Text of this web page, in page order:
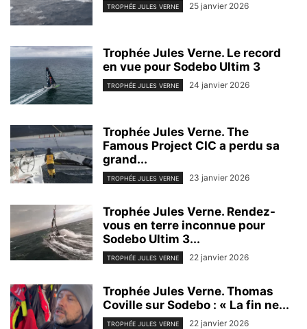
TROPHÉE JULES VERNE 25 janvier 2026
Trophée Jules Verne. Le record
en vue pour Sodebo Ultim 3
TROPHÉE JULES VERNE 24 janvier 2026
Trophée Jules Verne. The
Famous Project CIC a perdu sa
grand...
TROPHÉE JULES VERNE 23 janvier 2026
Trophée Jules Verne. Rendez-
vous en terre inconnue pour
Sodebo Ultim 3...
TROPHÉE JULES VERNE 22 janvier 2026
Trophée Jules Verne. Thomas
Coville sur Sodebo : « La fin ne...
TROPHÉE JULES VERNE 22 janvier 2026